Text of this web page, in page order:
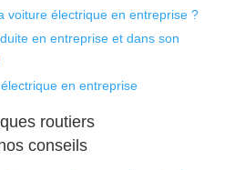
voiture électrique en entreprise ?
en entreprise et dans son
en entreprise
routiers
conseils